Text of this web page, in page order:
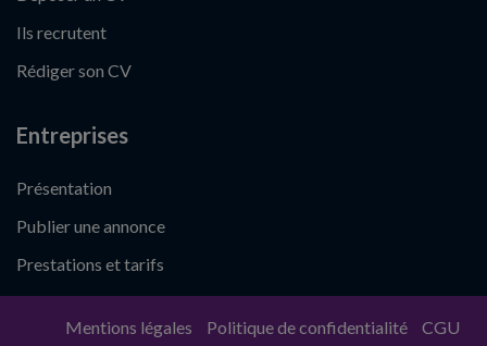
Ils recrutent
Rédiger son CV
Entreprises
Présentation
Publier une annonce
Prestations et tarifs
Mentions légales Politique de confidentialité CGU